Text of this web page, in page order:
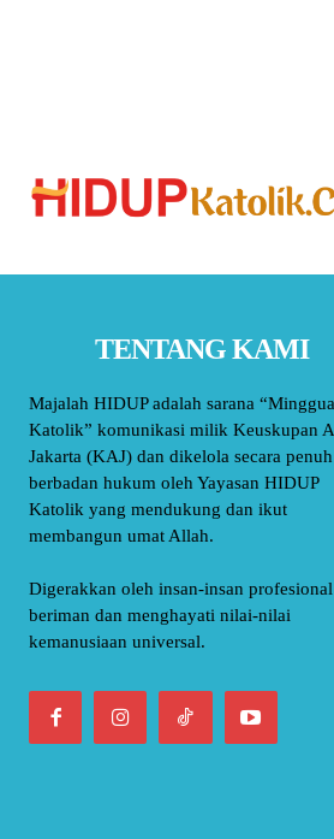
TENTANG KAMI
Majalah HIDUP adalah sarana
Katolik” komunikasi milik Keuskupan
Jakarta (KAJ) dan dikelola secara
berbadan hukum oleh Yayasan HIDUP
Katolik yang mendukung dan ikut
membangun umat Allah.
Digerakkan oleh insan-insan
beriman dan menghayati nilai-nilai
kemanusiaan universal.